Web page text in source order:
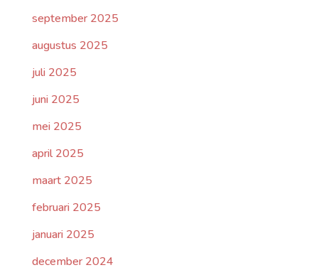
september 2025
augustus 2025
juli 2025
juni 2025
mei 2025
april 2025
maart 2025
februari 2025
januari 2025
december 2024